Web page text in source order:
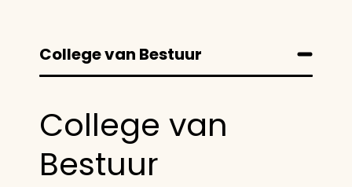
College van Bestuur
College van
Bestuur